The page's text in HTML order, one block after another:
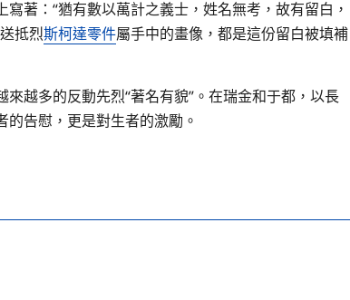
著：“猶有數以萬計之義士，姓名無考，故有留白，
抵烈斯柯達零件屬手中的畫像，都是這份留白被填補
來越多的反動先烈“著名有貌”。在瑞金和于都，以長
告慰，更是對生者的激勵。